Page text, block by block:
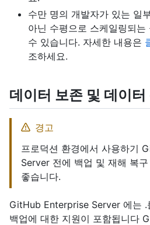
수만 명의 개발자가 있는 일
아닌 수평으로 스케일링되
수 있습니다. 자세한 내용은
조하세요.
데이터 보존 및 데이
경고
프로덕션 환경에서 사용하기
Server 전에 백업 및 재해 복
좋습니다.
GitHub Enterprise Server 에는 .
백업에 대한 지원이 포함됩니다